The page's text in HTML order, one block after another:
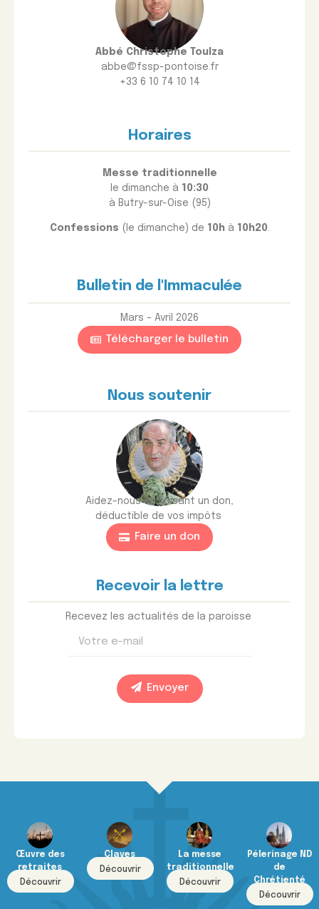
Abbé Christophe Toulza
abbe@fssp-pontoise.fr
+33 6 10 74 10 14
Horaires
Messe traditionnelle
le dimanche à 10:30
à Butry-sur-Oise (95)
Confessions (le dimanche) de 10hà 10h20.
Bulletin de l'Immaculée
Mars – Avril 2026
Télécharger le bulletin
Nous soutenir
Aidez-nous en faisant un don,
déductible de vos impôts
Faire un don
Recevoir la lettre
Recevez les actualités de la paroisse
Envoyer
Œuvre des
retraites
Découvrir
Claves
Découvrir
La messe
traditionnelle
Découvrir
Pélerinage ND
de
Chrétienté
Découvrir